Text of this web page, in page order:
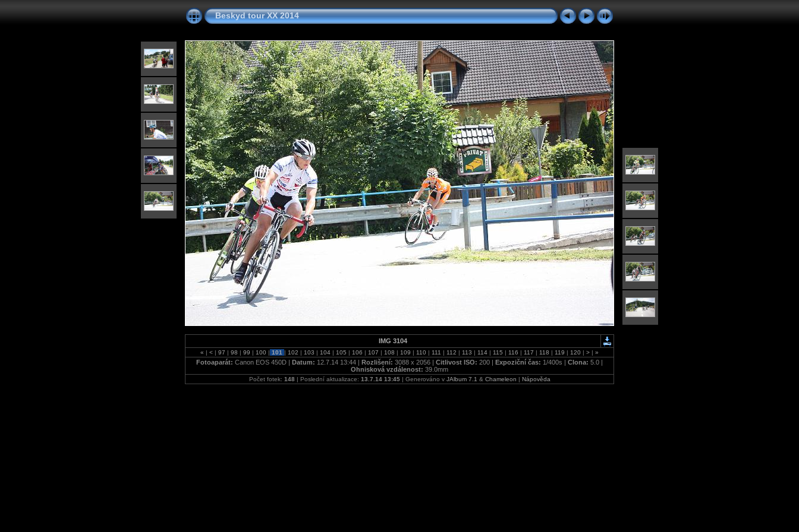
Beskyd tour XX 2014
IMG 3104
« | < | 97 | 98 | 99 | 100 | 101 | 102 | 103 | 104 | 105 | 106 | 107 | 108 | 109 | 110 | 111 | 112 | 113 | 114 | 115 | 116 | 117 | 118 | 119 | 120 | > | »
Fotoaparát: Canon EOS 450D | Datum: 12.7.14 13:44 | Rozlišení: 3088 x 2056 | Citlivost ISO: 200 | Expoziční čas: 1/400s | Clona: 5.0 |
Ohnisková vzdálenost: 39.0mm
Počet fotek: 148 | Poslední aktualizace: 13.7.14 13:45| Generováno v JAlbum 7.1 & Chameleon | Nápověda